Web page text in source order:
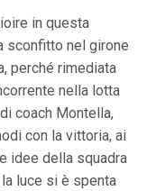
in questa
sconfitto nel girone
perché rimediata
nella lotta
coach Montella,
con la vittoria, ai
idee della squadra
luce si è spenta